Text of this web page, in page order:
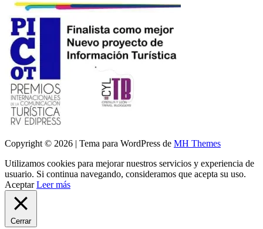
Copyright © 2026 | Tema para WordPress de MH Themes
Utilizamos cookies para mejorar nuestros servicios y experiencia de
usuario. Si continua navegando, consideramos que acepta su uso.
Aceptar Leer más
Cerrar